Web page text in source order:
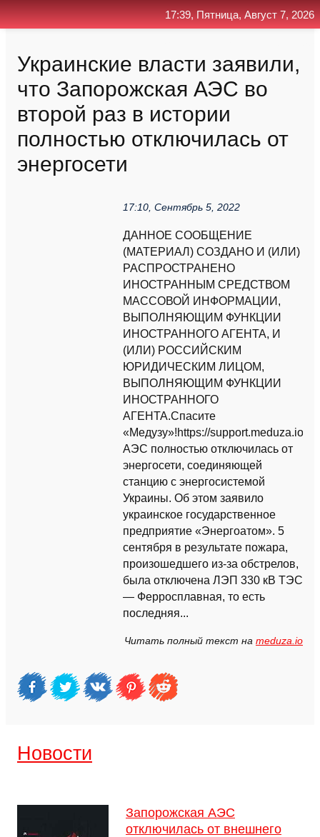
Украинские власти заявили,
что Запорожская АЭС во
второй раз в истории
полностью отключилась от
энергосети
17:10, Сентябрь 5, 2022
ДАННОЕ СООБЩЕНИЕ
(МАТЕРИАЛ) СОЗДАНО И (ИЛИ)
РАСПРОСТРАНЕНО
ИНОСТРАННЫМ СРЕДСТВОМ
МАССОВОЙ ИНФОРМАЦИИ,
ВЫПОЛНЯЮЩИМ ФУНКЦИИ
ИНОСТРАННОГО АГЕНТА, И
(ИЛИ) РОССИЙСКИМ
ЮРИДИЧЕСКИМ ЛИЦОМ,
ВЫПОЛНЯЮЩИМ ФУНКЦИИ
ИНОСТРАННОГО
АГЕНТА.Спасите
«Медузу»!https://
АЭС полностью отключилась от
энергосети, соединяющей
станцию с энергосистемой
Украины. Об этом заявило
украинское государственное
предприятие «Энергоатом». 5
сентября в результате пожара,
произошедшего из-за обстрелов,
была отключена ЛЭП 330 кВ ТЭС
— Ферросплавная, то есть
последняя...
Читать полный текст на meduza.io
Новости
Запорожская АЭС
отключилась от внешнего
17:39, Пятница, Август 7, 2026